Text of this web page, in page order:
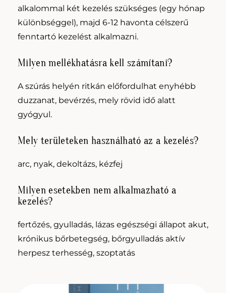
alkalommal két kezelés szükséges (egy hónap
különbséggel), majd 6-12 havonta célszerű
fenntartó kezelést alkalmazni.
Milyen mellékhatásra kell számítani?
A szúrás helyén ritkán előfordulhat enyhébb
duzzanat, bevérzés, mely rövid idő alatt
gyógyul.
Mely területeken használható az a kezelés?
arc, nyak, dekoltázs, kézfej
Milyen esetekben nem alkalmazható a
kezelés?
fertőzés, gyulladás, lázas egészségi állapot akut,
krónikus bőrbetegség, bőrgyulladás aktív
herpesz terhesség, szoptatás